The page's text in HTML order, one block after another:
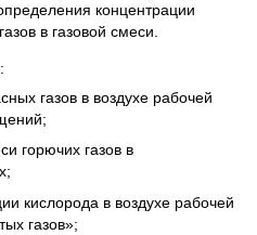
концентрации
в газовой смеси.
газов в воздухе рабочей
горючих газов в
кислорода в воздухе рабочей
газов»;